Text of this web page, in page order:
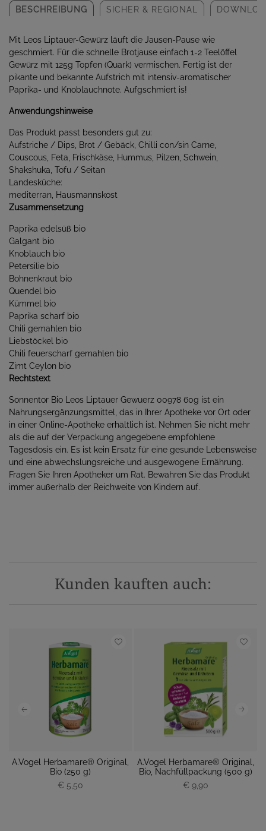
BESCHREIBUNG SICHER & REGIONAL
Mit Leos Liptauer-Gewürz läuft die Jausen-Pause wie
geschmiert. Für die schnelle Brotjause einfach 1-2 Teelöffel
Gewürz mit 125g Topfen (Quark) vermischen. Fertig ist der
pikante und bekannte Aufstrich mit intensiv-aromatischer
Paprika- und Knoblauchnote. Aufgschmiert is!
Anwendungshinweise
Das Produkt passt besonders gut zu:
Aufstriche / Dips, Brot / Gebäck, Chilli con/sin Carne,
Couscous, Feta, Frischkäse, Hummus, Pilzen, Schwein,
Shakshuka, Tofu / Seitan
Landesküche:
mediterran, Hausmannskost
Zusammensetzung
Paprika edelsüß bio
Galgant bio
Knoblauch bio
Petersilie bio
Bohnenkraut bio
Quendel bio
Kümmel bio
Paprika scharf bio
Chili gemahlen bio
Liebstöckel bio
Chili feuerscharf gemahlen bio
Zimt Ceylon bio
Rechtstext
Sonnentor Bio Leos Liptauer Gewuerz 00978 60g ist ein
Nahrungsergänzungsmittel, das in Ihrer Apotheke vor Ort oder
in einer Online-Apotheke erhältlich ist. Nehmen Sie nicht mehr
als die auf der Verpackung angegebene empfohlene
Tagesdosis ein. Es ist kein Ersatz für eine gesunde Lebensweise
und eine abwechslungsreiche und ausgewogene Ernährung.
Fragen Sie Ihren Apotheker um Rat. Bewahren Sie das Produkt
immer außerhalb der Reichweite von Kindern auf.
Kunden kauften auch:
A.Vogel Herbamare® Original,
Bio (250 g)
€ 5,50
A.Vogel Herbamare® Original,
Bio, Nachfüllpackung (500 g)
€ 9,90